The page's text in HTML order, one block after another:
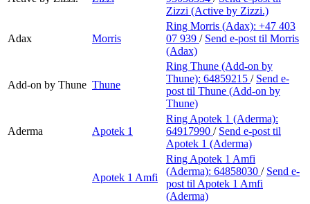
Zizzi (Active by Zizzi.)
Adax Morris
Ring Morris (Adax): +47 403
07 939 / Send e-post til Morris
(Adax)
Add-on by Thune Thune
Ring Thune (Add-on by
Thune): 64859215 / Send e-
post til Thune (Add-on by
Thune)
Aderma Apotek 1
Ring Apotek 1 (Aderma):
64917990 / Send e-post til
Apotek 1 (Aderma)
Apotek 1 Amfi
Ring Apotek 1 Amfi
(Aderma): 64858030 / Send e-
post til Apotek 1 Amfi
(Aderma)